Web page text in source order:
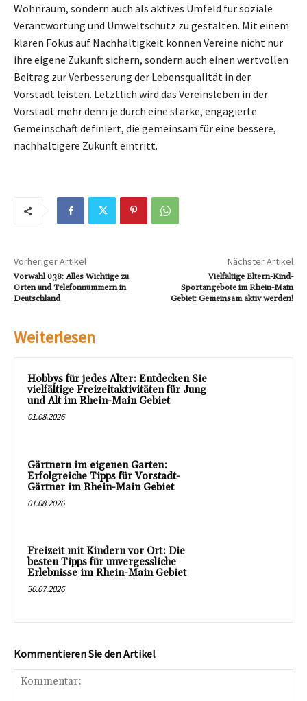
Wohnraum, sondern auch als aktives Umfeld für soziale
Verantwortung und Umweltschutz zu gestalten. Mit einem
klaren Fokus auf Nachhaltigkeit können Vereine nicht nur
ihre eigene Zukunft sichern, sondern auch einen wertvollen
Beitrag zur Verbesserung der Lebensqualität in der
Vorstadt leisten. Letztlich wird das Vereinsleben in der
Vorstadt mehr denn je durch eine starke, engagierte
Gemeinschaft definiert, die gemeinsam für eine bessere,
nachhaltigere Zukunft eintritt.
Vorheriger Artikel
Vorwahl 038: Alles Wichtige zu
Orten und Telefonnummern in
Deutschland
Nächster Artikel
Vielfältige Eltern-Kind-
Sportangebote im Rhein-Main
Gebiet: Gemeinsam aktiv werden!
Weiterlesen
Hobbys für jedes Alter: Entdecken Sie
vielfältige Freizeitaktivitäten für Jung
und Alt im Rhein-Main Gebiet
01.08.2026
Gärtnern im eigenen Garten:
Erfolgreiche Tipps für Vorstadt-
Gärtner im Rhein-Main Gebiet
01.08.2026
Freizeit mit Kindern vor Ort: Die
besten Tipps für unvergessliche
Erlebnisse im Rhein-Main Gebiet
30.07.2026
Kommentieren Sie den Artikel